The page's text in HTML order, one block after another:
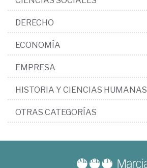
DERECHO
ECONOMÍA
EMPRESA
HISTORIA Y CIENCIAS HUMANAS
OTRAS CATEGORÍAS